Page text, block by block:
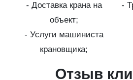
- Доставка крана на
объект;
-
- Услуги машиниста
крановщика;
Отзыв